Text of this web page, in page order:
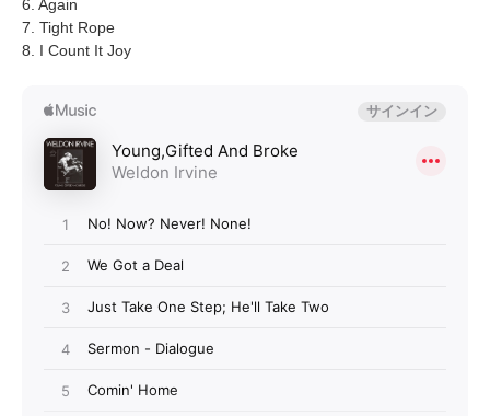
6. Again
7. Tight Rope
8. I Count It Joy